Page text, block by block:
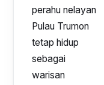
perahu nelayan
Pulau Trumon
tetap hidup
sebagai
warisan